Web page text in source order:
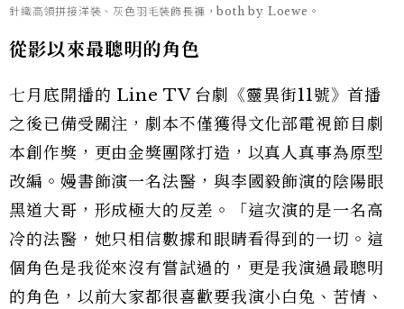
針織高領拼接洋裝、灰色羽毛裝飾長褲，both by Loewe。
從影以來最聰明的角色
七月底開播的 Line TV 台劇《靈異街11號》首播
之後已備受關注，劇本不僅獲得文化部電視節目劇
本創作獎，更由金獎團隊打造，以真人真事為原型
改編。嫚書飾演一名法醫，與李國毅飾演的陰陽眼
黑道大哥，形成極大的反差。「這次演的是一名高
冷的法醫，她只相信數據和眼睛看得到的一切。這
個角色是我從來沒有嘗試過的，更是我演過最聰明
的角色，以前大家都很喜歡要我演小白兔、苦情、